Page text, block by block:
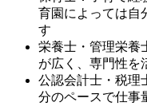
育園によっては自
す
栄養士・管理栄養
が広く、専門性を
公認会計士・税理
分のペースで仕事